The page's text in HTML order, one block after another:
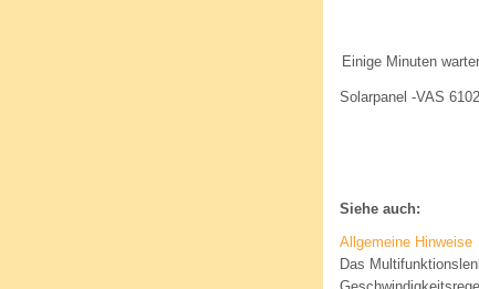
Einige Minuten
Solarpanel -VAS
Siehe auch:
Allgemeine Hinweise
Das